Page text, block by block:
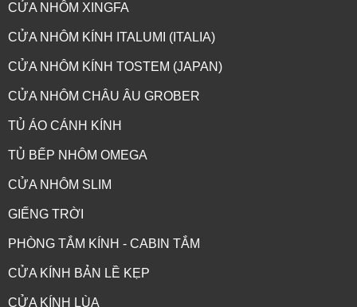
CỬA SỔ QUAY 2 CÁNH HỆ 83 - NHÔM MAXPRO.JP
CỬA NHÔM XINGFA
CỬA NHÔM KÍNH ITALUMI (ITALIA)
CỬA NHÔM KÍNH TOSTEM (JAPAN)
CỬA NHÔM CHÂU ÂU GROBER
TỦ ÁO CÁNH KÍNH
TỦ BẾP NHÔM OMEGA
CỬA NHÔM SLIM
GIẾNG TRỜI
PHÒNG TẮM KÍNH - CABIN TẮM
CỬA KÍNH BẢN LỀ KẸP
CỬA KÍNH LÙA